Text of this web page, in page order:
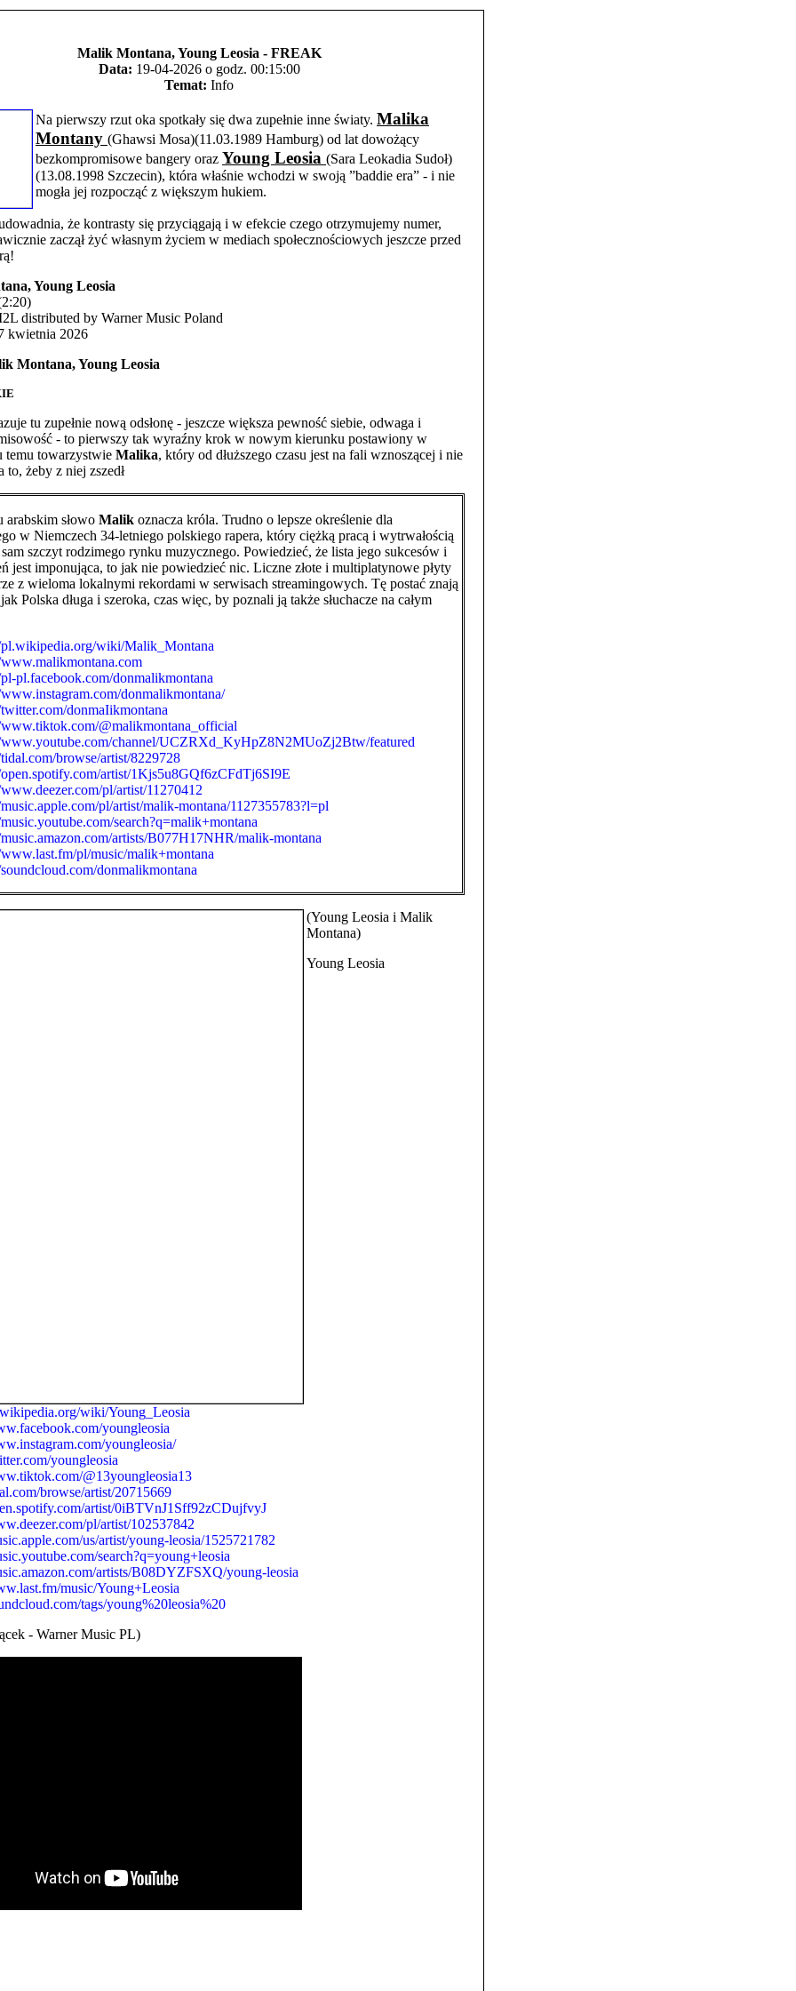
Malik Montana, Young Leosia - FREAK
Data: 19-04-2026 o godz. 00:15:00
Temat: Info
Na pierwszy rzut oka spotkały się dwa zupełnie inne światy. Malika
Montany (Ghawsi Mosa)(11.03.1989 Hamburg) od lat dowożący
bezkompromisowe bangery oraz Young Leosia (Sara Leokadia Sudoł)
(13.08.1998 Szczecin), która właśnie wchodzi w swoją ”baddie era” - i nie
mogła jej rozpocząć z większym hukiem.
że kontrasty się przyciągają i w efekcie czego otrzymujemy numer,
zaczął żyć własnym życiem w mediach społecznościowych jeszcze przed
Young Leosia
distributed by Warner Music Poland
kwietnia 2026
Montana, Young Leosia
tu zupełnie nową odsłonę - jeszcze większa pewność siebie, odwaga i
- to pierwszy tak wyraźny krok w nowym kierunku postawiony w
temu towarzystwie Malika, który od dłuższego czasu jest na fali wznoszącej i nie
to, żeby z niej zszedł
arabskim słowo Malik oznacza króla. Trudno o lepsze określenie dla
w Niemczech 34-letniego polskiego rapera, który ciężką pracą i wytrwałością
sam szczyt rodzimego rynku muzycznego. Powiedzieć, że lista jego sukcesów i
jest imponująca, to jak nie powiedzieć nic. Liczne złote i multiplatynowe płyty
z wieloma lokalnymi rekordami w serwisach streamingowych. Tę postać znają
Polska długa i szeroka, czas więc, by poznali ją także słuchacze na całym
wiki/Malik_Montana
pl.facebook.com/donmalikmontana
donmalikmontana/
donmaIikmontana
@malikmontana_official
channel/UCZRXd_KyHpZ8N2MUoZj2Btw/featured
browse/artist/8229728
artist/1Kjs5u8GQf6zCFdTj6SI9E
pl/artist/11270412
pl/artist/malik-montana/1127355783?l=pl
search?q=malik+montana
artists/B077H17NHR/malik-montana
pl/music/malik+montana
donmalikmontana
(Young Leosia i Malik
Montana)
Young Leosia
wiki/Young_Leosia
youngleosia
youngleosia/
youngleosia
@13youngleosia13
browse/artist/20715669
artist/0iBTVnJ1Sff92zCDujfvyJ
pl/artist/102537842
us/artist/young-leosia/1525721782
search?q=young+leosia
artists/B08DYZFSXQ/young-leosia
music/Young+Leosia
tags/young%20leosia%20
- Warner Music PL)